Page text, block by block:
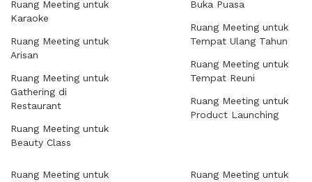
Ruang Meeting untuk
Karaoke
Ruang Meeting untuk
Arisan
Ruang Meeting untuk
Gathering di
Restaurant
Ruang Meeting untuk
Beauty Class
Buka Puasa
Ruang Meeting untuk
Tempat Ulang Tahun
Ruang Meeting untuk
Tempat Reuni
Ruang Meeting untuk
Product Launching
Ruang Meeting untuk
Ruang Meeting untuk